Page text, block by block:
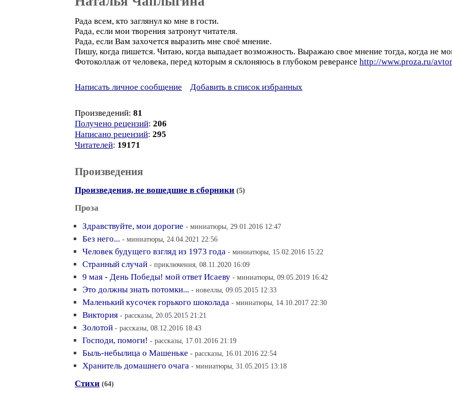
Рада всем, кто заглянул ко мне в гости.
Рада, если мои творения затронут читателя.
Рада, если Вам захочется выразить мне своё мнение.
Пишу, когда пишется. Читаю, когда выпадает возможность. Выражаю свое мнение тогда, когда не
Фотоколлаж от человека, перед которым я склоняюсь в глубоком реверансе http://www.proza.ru/
Написать личное сообщение Добавить в список избранных
Произведений: 81
Получено рецензий: 206
Написано рецензий: 295
Читателей: 19171
Произведения
Произведения, не вошедшие в сборники (5)
Проза
Здравствуйте, мои дорогие - миниатюры, 29.01.2016 12:47
Без него... - миниатюры, 24.04.2021 22:56
Человек будущего взгляд из 1973 года - миниатюры, 15.02.2016 15:22
Странный случай - приключения, 08.11.2020 16:09
9 мая - День Победы! мой ответ Исаеву - миниатюры, 09.05.2019 16:42
Это должны знать потомки... - новеллы, 09.05.2015 12:33
Маленький кусочек горького шоколада - миниатюры, 14.10.2017 22:30
Виктория - рассказы, 20.05.2015 21:21
Золотой - рассказы, 08.12.2016 18:43
Господи, помоги! - рассказы, 17.01.2016 21:19
Быль-небылица о Машеньке - рассказы, 16.01.2016 22:54
Хранитель домашнего очага - миниатюры, 31.05.2015 13:18
Стихи (64)